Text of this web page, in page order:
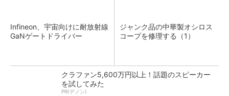
Infineon、宇宙向けに耐放射線
GaNゲートドライバー
ジャンク品の中華製オシロス
コープを修理する（1）
クラファン5,600万円以上！話題のスピーカー
を試してみた
PR(デノン)